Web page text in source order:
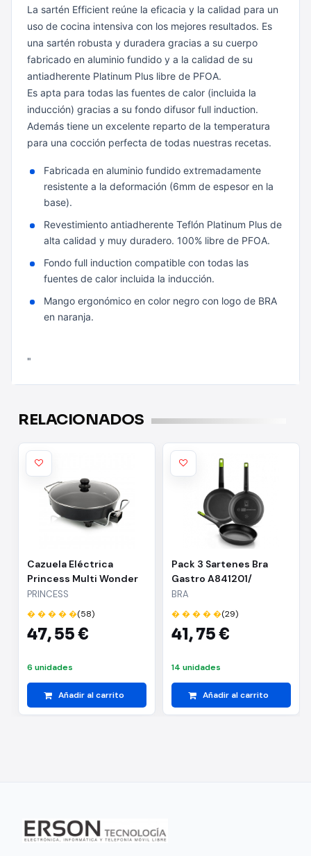
La sartén Efficient reúne la eficacia y la calidad para un
uso de cocina intensiva con los mejores resultados. Es
una sartén robusta y duradera gracias a su cuerpo
fabricado en aluminio fundido y a la calidad de su
antiadherente Platinum Plus libre de PFOA.
Es apta para todas las fuentes de calor (incluida la
inducción) gracias a su fondo difusor full induction.
Además tiene un excelente reparto de la temperatura
para una cocción perfecta de todas nuestras recetas.
Fabricada en aluminio fundido extremadamente
resistente a la deformación (6mm de espesor en la
base).
Revestimiento antiadherente Teflón Platinum Plus de
alta calidad y muy duradero. 100% libre de PFOA.
Fondo full induction compatible con todas las
fuentes de calor incluida la inducción.
Mango ergonómico en color negro con logo de BRA
en naranja.
"
RELACIONADOS
Cazuela Eléctrica
Princess Multi Wonder
Chef Pro 162367/
Ø35cm/ 1800W
PRINCESS
� � � � �(58)
47,55 €
6 unidades
Añadir al carrito
Pack 3 Sartenes Bra
Gastro A841201/
Ø18cm/ Ø22cm/
Ø26cm/ Apta para
Inducción
BRA
� � � � �(29)
41,75 €
14 unidades
Añadir al carrito